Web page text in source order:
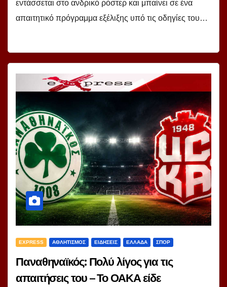
εντάσσεται στο ανδρικό ρόστερ και μπαίνει σε ένα
απαιτητικό πρόγραμμα εξέλιξης υπό τις οδηγίες του…
EXPRESS ΑΘΛΗΤΙΣΜΟΣ ΕΙΔΗΣΕΙΣ ΕΛΛΑΔΑ ΣΠΟΡ
Παναθηναϊκός: Πολύ λίγος για τις
απαιτήσεις του – Το ΟΑΚΑ είδε